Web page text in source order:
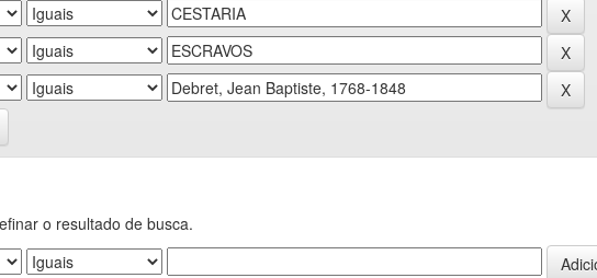
o resultado de busca.